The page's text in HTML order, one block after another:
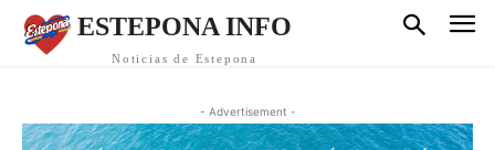
ESTEPONA INFO
Noticias de Estepona
- Advertisement -